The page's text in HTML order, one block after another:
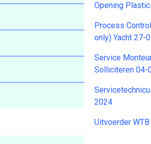
Opening
Process
only) Yacht 27-
Service
Solliciteren 04-
2024
Uitvoerder